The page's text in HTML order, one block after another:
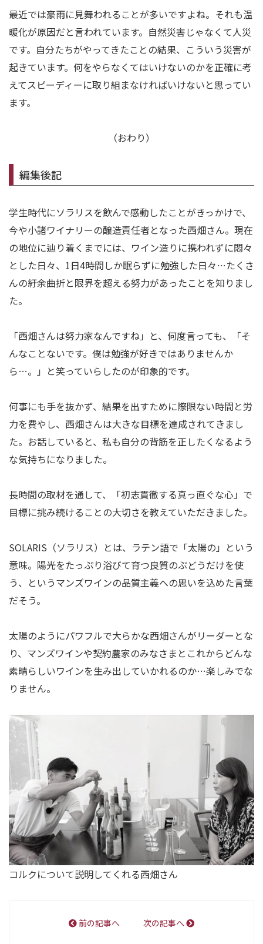
最近では豪雨に見舞われることが多いですよね。それも温
暖化が原因だと言われています。自然災害じゃなくて人災
です。自分たちがやってきたことの結果、こういう災害が
起きています。何をやらなくてはいけないのかを正確に考
えてスピーディーに取り組まなければいけないと思ってい
ます。
（おわり）
編集後記
学生時代にソラリスを飲んで感動したことがきっかけで、
今や小諸ワイナリーの醸造責任者となった西畑さん。現在
の地位に辿り着くまでには、ワイン造りに携われずに悶々
とした日々、1日4時間しか眠らずに勉強した日々…たくさ
んの紆余曲折と限界を超える努力があったことを知りまし
た。
「西畑さんは努力家なんですね」と、何度言っても、「そ
んなことないです。僕は勉強が好きではありませんか
ら…。」と笑っていらしたのが印象的です。
何事にも手を抜かず、結果を出すために際限ない時間と労
力を費やし、西畑さんは大きな目標を達成されてきまし
た。お話していると、私も自分の背筋を正したくなるよう
な気持ちになりました。
長時間の取材を通して、「初志貫徹する真っ直ぐな心」で
目標に挑み続けることの大切さを教えていただきました。
SOLARIS（ソラリス）とは、ラテン語で「太陽の」という
意味。陽光をたっぷり浴びて育つ良質のぶどうだけを使
う、というマンズワインの品質主義への思いを込めた言葉
だそう。
太陽のようにパワフルで大らかな西畑さんがリーダーとな
り、マンズワインや契約農家のみなさまとこれからどんな
素晴らしいワインを生み出していかれるのか…楽しみでな
りません。
コルクについて説明してくれる西畑さん
前の記事へ 次の記事へ